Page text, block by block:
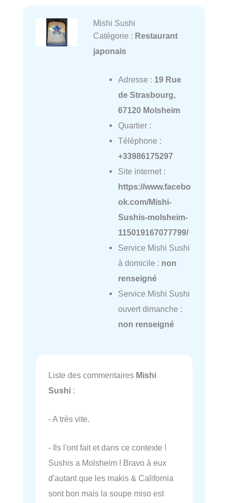
Mishi Sushi
Catégorie : Restaurant
japonais
Adresse : 19 Rue
de Strasbourg,
67120 Molsheim
Quartier :
Téléphone :
+33986175297
Site internet :
https://www.facebo
ok.com/Mishi-
Sushis-molsheim-
115019167077799/
Service Mishi Sushi
à domicile : non
renseigné
Service Mishi Sushi
ouvert dimanche :
non renseigné
Liste des commentaires Mishi
Sushi :
- A très vite.
- Ils l'ont fait et dans ce contexte !
Sushis a Molsheim ! Bravo à eux
d'autant que les makis & California
sont bon mais la soupe miso est